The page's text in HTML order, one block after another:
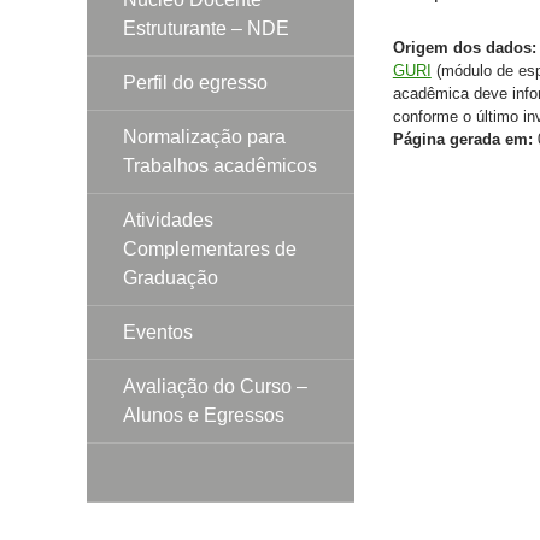
Origem dos dados:
GURI (módulo de
acadêmica deve
conforme o último
Página gerada em:
Estruturante – NDE
Perfil do egresso
Normalização para
Trabalhos acadêmicos
Atividades
Complementares de
Graduação
Eventos
Avaliação do Curso –
Alunos e Egressos